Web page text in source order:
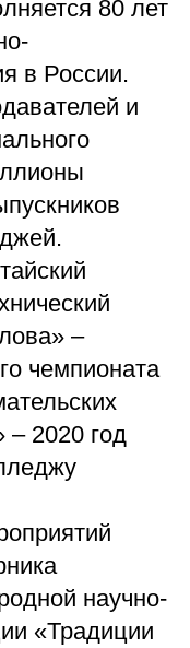
80 лет
в России.
и
–
чемпионата
– 2020 год
научно-
«Традиции